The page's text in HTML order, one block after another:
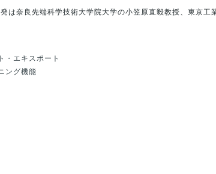
は奈良先端科学技術大学院大学の小笠原直毅教授、東京工
・エキスポート
ング機能